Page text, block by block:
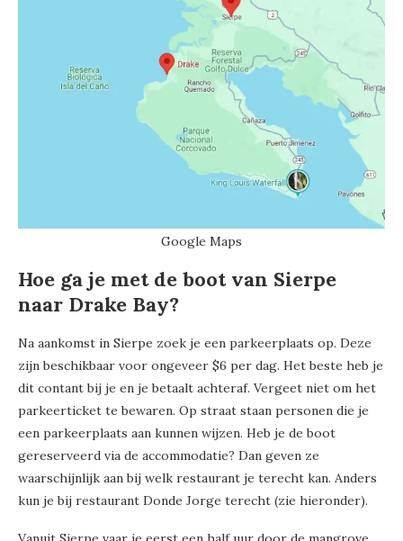
Google Maps
Hoe ga je met de boot van Sierpe
naar Drake Bay?
Na aankomst in Sierpe zoek je een parkeerplaats op. Deze
zijn beschikbaar voor ongeveer $6 per dag. Het beste heb je
dit contant bij je en je betaalt achteraf. Vergeet niet om het
parkeerticket te bewaren. Op straat staan personen die je
een parkeerplaats aan kunnen wijzen. Heb je de boot
gereserveerd via de accommodatie? Dan geven ze
waarschijnlijk aan bij welk restaurant je terecht kan. Anders
kun je bij restaurant Donde Jorge terecht (zie hieronder).